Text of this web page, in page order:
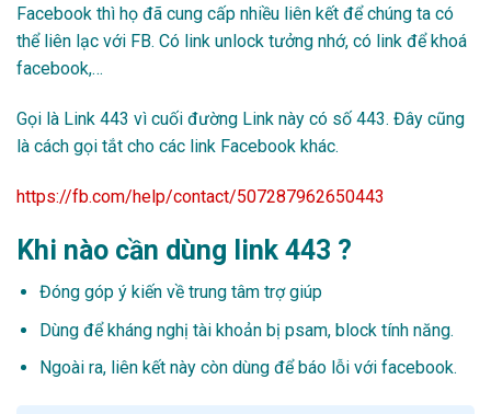
Facebook thì họ đã cung cấp nhiều liên kết để chúng ta có
thể liên lạc với FB. Có link unlock tưởng nhớ, có link để khoá
facebook,…
Gọi là Link 443 vì cuối đường Link này có số 443. Đây cũng
là cách gọi tắt cho các link Facebook khác.
https://fb.com/help/contact/507287962650443
Khi nào cần dùng link 443 ?
Đóng góp ý kiến về trung tâm trợ giúp
Dùng để kháng nghị tài khoản bị psam, block tính năng.
Ngoài ra, liên kết này còn dùng để báo lỗi với facebook.